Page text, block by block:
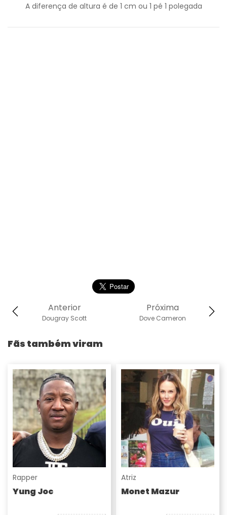
A diferença de altura é de 1 cm ou 1 pé 1 polegada
Próxima
Dove Cameron
Anterior
Dougray Scott
Fãs também viram
Rapper
Yung Joc
Atriz
Monet Mazur